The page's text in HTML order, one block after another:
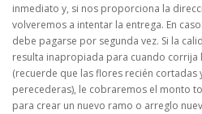
inmediato y, si nos proporciona la
volveremos a intentar la entrega. En
debe pagarse por segunda vez. Si la
resulta inapropiada para cuando corrija
(recuerde que las flores recién cortadas
perecederas), le cobraremos el monto
para crear un nuevo ramo o arreglo